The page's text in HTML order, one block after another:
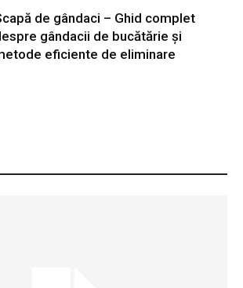
de gândaci – Ghid complet
gândacii de bucătărie și
eficiente de eliminare